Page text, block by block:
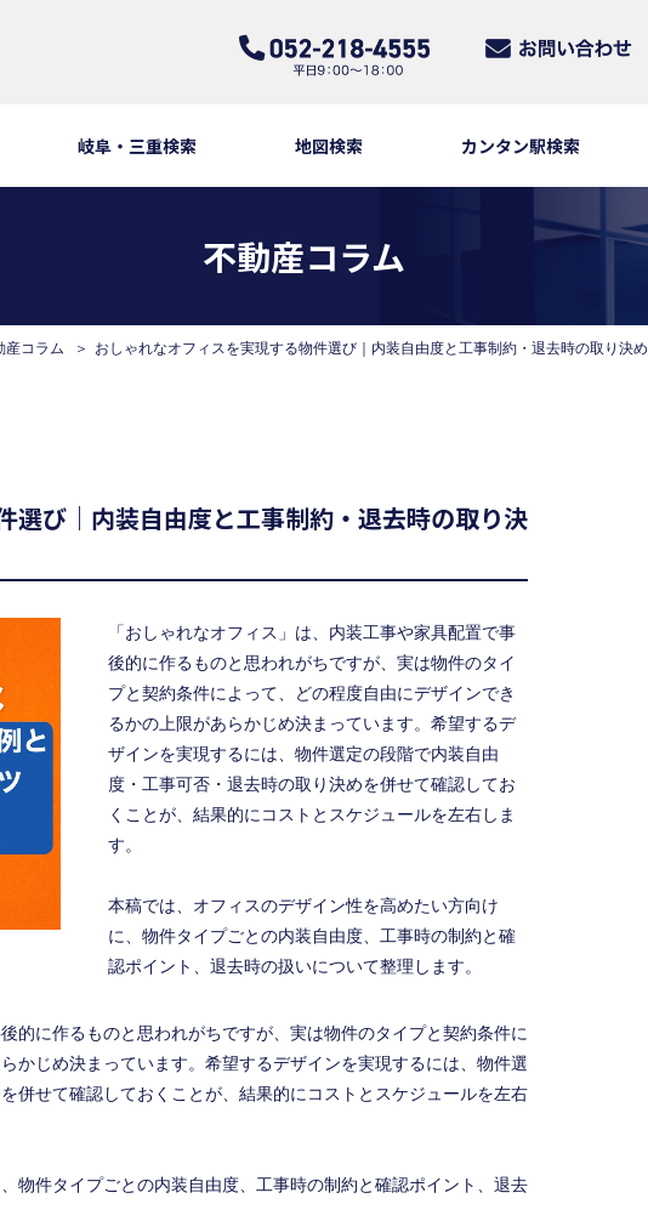
岐阜・三重検索 地図検索 カンタン駅検索
不動産コラム
産コラム おしゃれなオフィスを実現する物件選び｜内装自由度と工事制約・退去時の取り決め
選び｜内装自由度と工事制約・退去時の取り決
「おしゃれなオフィス」は、内装工事や家具配置で事
後的に作るものと思われがちですが、実は物件のタイ
プと契約条件によって、どの程度自由にデザインでき
るかの上限があらかじめ決まっています。希望するデ
ザインを実現するには、物件選定の段階で内装自由
度・工事可否・退去時の取り決めを併せて確認してお
くことが、結果的にコストとスケジュールを左右しま
す。
本稿では、オフィスのデザイン性を高めたい方向け
に、物件タイプごとの内装自由度、工事時の制約と確
認ポイント、退去時の扱いについて整理します。
的に作るものと思われがちですが、実は物件のタイプと契約条件に
かじめ決まっています。希望するデザインを実現するには、物件選
併せて確認しておくことが、結果的にコストとスケジュールを左右
物件タイプごとの内装自由度、工事時の制約と確認ポイント、退去